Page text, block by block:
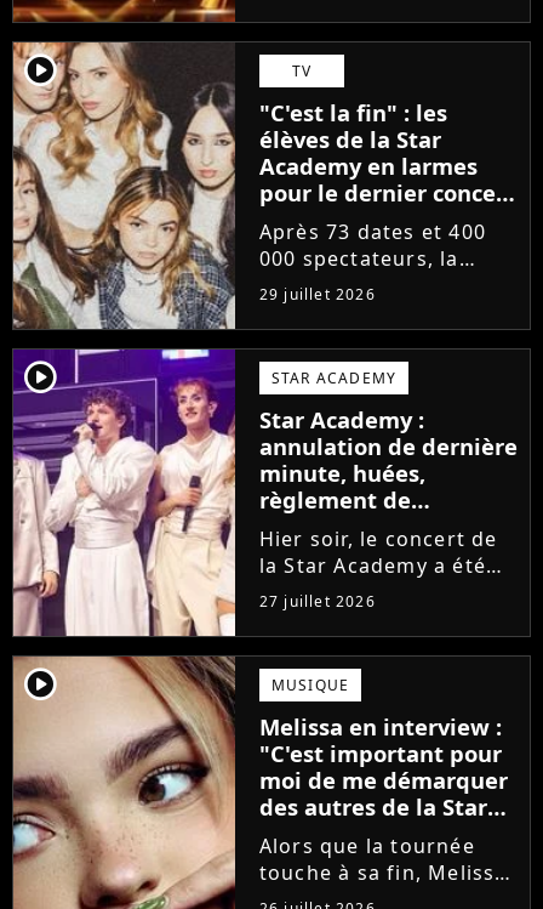
professeurs après les
départs annoncés de
Michael Goldman, Lucie
Bernardoni et Marlène
Schaff. La...
player2 TV
"C'est la fin" : les
élèves de la Star
Academy en larmes
pour le dernier concert
de la tournée
Après 73 dates et 400
000 spectateurs, la
tournée de la Star
Academy vient de se
terminer dans les
larmes. Sur les réseaux
sociaux, les élèves
adressent un dernier
message au public...
29 juillet 2026
player2 STAR ACADEMY
Star Academy :
annulation de dernière
minute, huées,
règlement de
comptes... Que s'est-il
passé au concert de
Bayonne hier soir ?
Hier soir, le concert de
la Star Academy a été
mouvementé. Quelques
minutes avant le show,
trois élèves ont
annoncé ne pas vouloir
monter sur scène pour
des raisons politiques.
Leur...
27 juillet 2026
player2 MUSIQUE
Melissa en interview :
"C'est important pour
moi de me démarquer
des autres de la Star
Academy"
Alors que la tournée
touche à sa fin, Melissa
se confie en interview